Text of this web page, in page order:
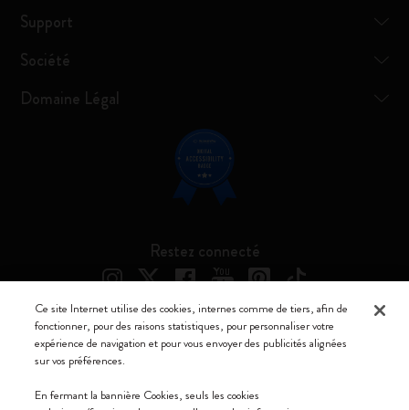
Support
Société
Domaine Légal
Restez connecté
Moleskine ® est une marque enregistrée de Moleskine Srl a socio unico
Italia - P. IVA / CCIAA n. 07234480965 - REA MI 1945400 - Cap.
Ce site Internet utilise des cookies, internes comme de tiers, afin de
fonctionner, pour des raisons statistiques, pour personnaliser votre
expérience de navigation et pour vous envoyer des publicités alignées
sur vos préférences.
En fermant la bannière Cookies, seuls les cookies